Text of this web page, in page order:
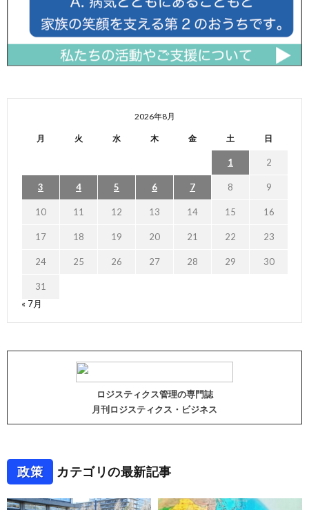
2026年8月
月 火 水 木 金 土 日
1 2
3 4 5 6 7 8 9
10 11 12 13 14 15 16
17 18 19 20 21 22 23
24 25 26 27 28 29 30
31
« 7月
ロジスティクス管理の専門誌
月刊ロジスティクス・ビジネス
政策 カテゴリの最新記事